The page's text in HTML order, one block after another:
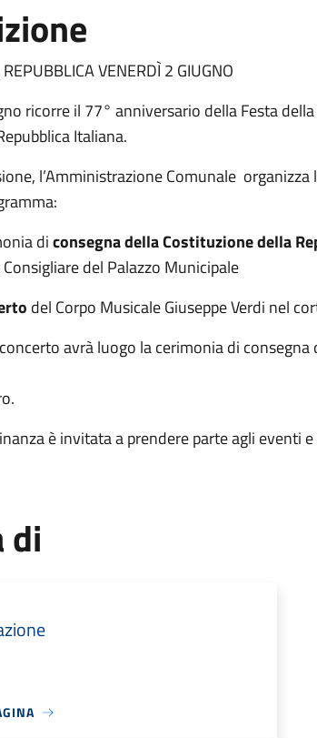
VENERDÌ 2 GIUGNO
ricorre il 77° anniversario della Festa
Italiana.
l’Amministrazione Comunale
diconsegna della Costituzione della
Consigliare del Palazzo Municipale
del Corpo Musicale Giuseppe Verdi nel
avrà luogo la cerimonia di consegna
è invitata a prendere parte agli eventi
di